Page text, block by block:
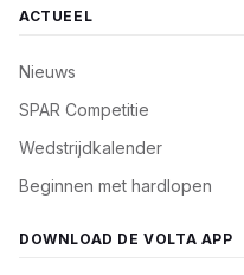
ACTUEEL
Nieuws
SPAR Competitie
Wedstrijdkalender
Beginnen met hardlopen
DOWNLOAD DE VOLTA APP